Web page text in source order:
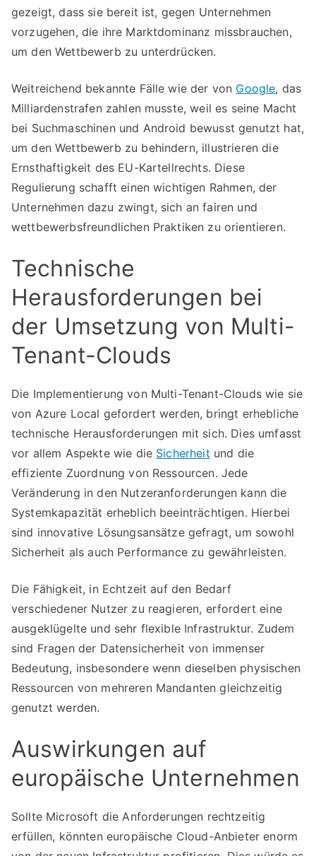
gezeigt, dass sie bereit ist, gegen Unternehmen
vorzugehen, die ihre Marktdominanz missbrauchen,
um den Wettbewerb zu unterdrücken.
Weitreichend bekannte Fälle wie der von Google, das
Milliardenstrafen zahlen musste, weil es seine Macht
bei Suchmaschinen und Android bewusst genutzt hat,
um den Wettbewerb zu behindern, illustrieren die
Ernsthaftigkeit des EU-Kartellrechts. Diese
Regulierung schafft einen wichtigen Rahmen, der
Unternehmen dazu zwingt, sich an fairen und
wettbewerbsfreundlichen Praktiken zu orientieren.
Technische
Herausforderungen bei
der Umsetzung von Multi-
Tenant-Clouds
Die Implementierung von Multi-Tenant-Clouds wie sie
von Azure Local gefordert werden, bringt erhebliche
technische Herausforderungen mit sich. Dies umfasst
vor allem Aspekte wie die Sicherheit und die
effiziente Zuordnung von Ressourcen. Jede
Veränderung in den Nutzeranforderungen kann die
Systemkapazität erheblich beeinträchtigen. Hierbei
sind innovative Lösungsansätze gefragt, um sowohl
Sicherheit als auch Performance zu gewährleisten.
Die Fähigkeit, in Echtzeit auf den Bedarf
verschiedener Nutzer zu reagieren, erfordert eine
ausgeklügelte und sehr flexible Infrastruktur. Zudem
sind Fragen der Datensicherheit von immenser
Bedeutung, insbesondere wenn dieselben physischen
Ressourcen von mehreren Mandanten gleichzeitig
genutzt werden.
Auswirkungen auf
europäische Unternehmen
Sollte Microsoft die Anforderungen rechtzeitig
erfüllen, könnten europäische Cloud-Anbieter enorm